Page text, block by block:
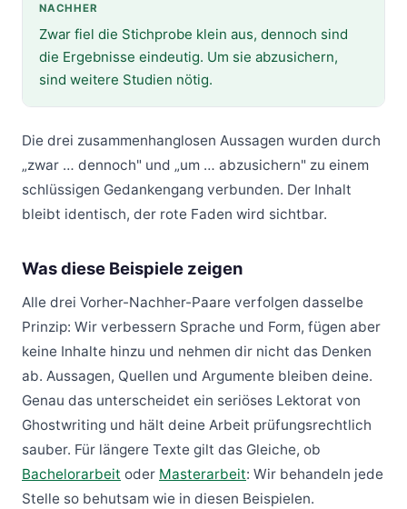
NACHHER
Zwar fiel die Stichprobe klein aus, dennoch sind
die Ergebnisse eindeutig. Um sie abzusichern,
sind weitere Studien nötig.
Die drei zusammenhanglosen Aussagen wurden durch
„zwar … dennoch" und „um … abzusichern" zu einem
schlüssigen Gedankengang verbunden. Der Inhalt
bleibt identisch, der rote Faden wird sichtbar.
Was diese Beispiele zeigen
Alle drei Vorher-Nachher-Paare verfolgen dasselbe
Prinzip: Wir verbessern Sprache und Form, fügen aber
keine Inhalte hinzu und nehmen dir nicht das Denken
ab. Aussagen, Quellen und Argumente bleiben deine.
Genau das unterscheidet ein seriöses Lektorat von
Ghostwriting und hält deine Arbeit prüfungsrechtlich
sauber. Für längere Texte gilt das Gleiche, ob
Bachelorarbeit oder Masterarbeit: Wir behandeln jede
Stelle so behutsam wie in diesen Beispielen.